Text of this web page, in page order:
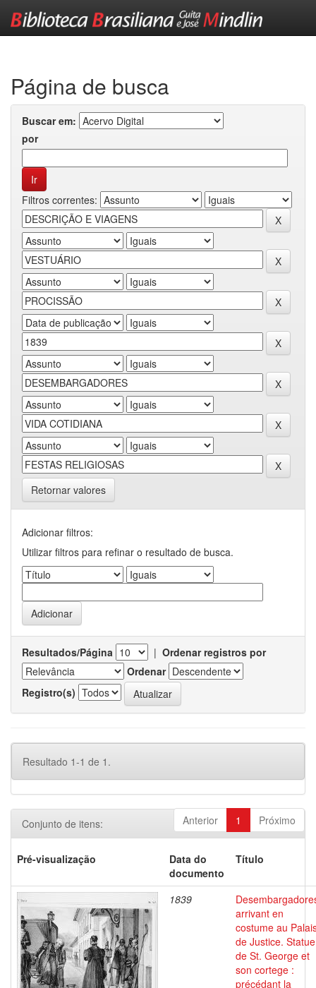
Página de busca
Buscar em:
por
Filtros correntes:
Retornar valores
Adicionar filtros:
Utilizar filtros para refinar o resultado de busca.
Resultados/Página | Ordenar registros por
Ordenar
Registro(s)
Resultado 1-1 de 1.
Anterior 1 Próximo
Conjunto de itens:
Pré-visualização
Data do
documento
Título
1839
arrivant en
costume au
de Justice. Statue
de St. George et
son cortege :
précédant la